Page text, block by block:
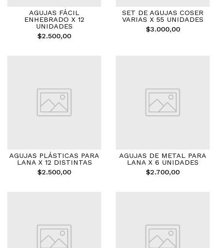
AGUJAS FÁCIL
ENHEBRADO X 12
UNIDADES
$2.500,00
SET DE AGUJAS COSER
VARIAS X 55 UNIDADES
$3.000,00
AGUJAS PLÁSTICAS PARA
LANA X 12 DISTINTAS
$2.500,00
AGUJAS DE METAL PARA
LANA X 6 UNIDADES
$2.700,00